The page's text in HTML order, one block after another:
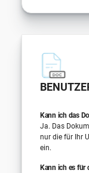
Kann ich das
Ja. Das
nur die für Ihr
ein.
Kann ich es für